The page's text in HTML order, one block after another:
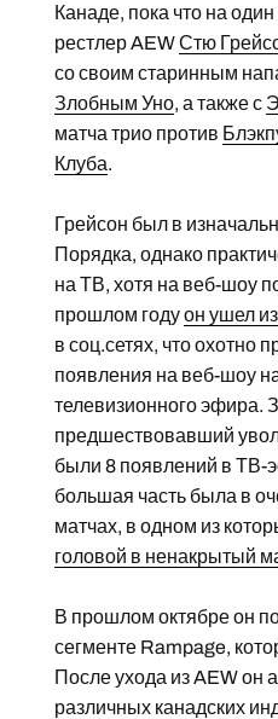
Канаде, пока что на
рестлер AEWСтю
со своим старинным
Злобным Уно, а также с
матча трио против
Клуба.
Грейсон был в
Порядка, однако
на ТВ, хотя на веб-шоу
прошлом годуон ушел
в соц.сетях, что охотно
появления на веб-шоу
телевизионного эфира.
предшествовавший
были 8 появлений в ТВ-
большая часть была в
матчах, в одном из
головой в ненакрытый
В прошлом октябре он
сегменте Rampage,
После ухода из AEW он
различных канадских